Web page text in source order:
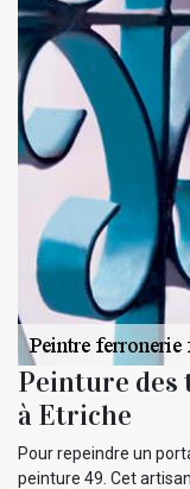
Peinture des
à Etriche
Pour repeindre un
peinture 49. Cet